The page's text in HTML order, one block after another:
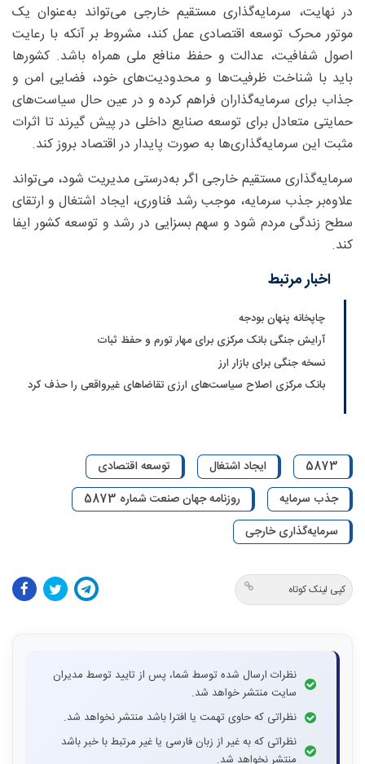
در نهایت، سرمایه‌گذاری مستقیم خارجی می‌تواند به‌عنوان یک
موتور محرک توسعه اقتصادی عمل کند، مشروط بر آنکه با رعایت
اصول شفافیت، عدالت و حفظ منافع ملی همراه باشد. کشورها
باید با شناخت ظرفیت‌ها و محدودیت‌های خود، فضایی امن و
جذاب برای سرمایه‌گذاران فراهم کرده و در عین حال سیاست‌های
حمایتی متعادل برای توسعه صنایع داخلی در پیش گیرند تا اثرات
مثبت این سرمایه‌گذاری‌ها به صورت پایدار در اقتصاد بروز کند.
سرمایه‌گذاری مستقیم خارجی اگر به‌درستی مدیریت شود، می‌تواند
علاوه‌بر جذب سرمایه، موجب رشد فناوری، ایجاد اشتغال و ارتقای
سطح زندگی مردم شود و سهم بسزایی در رشد و توسعه کشور ایفا
کند.
اخبار مرتبط
چاپخانه پنهان بودجه
آرایش جنگی بانک مرکزی برای مهار تورم و حفظ ثبات
نسخه جنگی برای بازار ارز
بانک مرکزی اصلاح سیاست‌های ارزی تقاضاهای غیرواقعی را حذف کرد
5873 ایجاد اشتغال
توسعه اقتصادی
جذب سرمایه
روزنامه جهان صنعت شماره 5873
سرمایه‌گذاری خارجی
کپی لینک کوتاه
نظرات ارسال شده توسط شما، پس از تایید توسط مدیران
سایت منتشر خواهد شد.
نظراتی که حاوی تهمت یا افترا باشد منتشر نخواهد شد.
نظراتی که به غیر از زبان فارسی یا غیر مرتبط با خبر باشد
منتشر نخواهد شد.